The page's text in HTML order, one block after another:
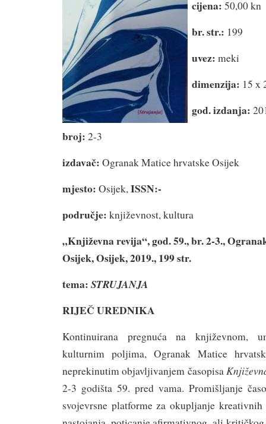
cijena: 50,00 kn
br. str.: 199
uvez: meki
dimenzija: 15 x
god. izdanja:
broj: 2-3
izdavač: Ogranak Matice hrvatske Osijek
mjesto: Osijek,ISSN:-
područje: književnost, kultura
„Književna revija“, god. 59., br. 2-3.,
Osijek, Osijek, 2019., 199 str.
tema: STRUJANJA
RIJEČ UREDNIKA
Kontinuirana pregnuća na književnom,
kulturnim poljima, Ogranak Matice
neprekinutim objavljivanjem časopisa
2-3 godišta 59. pred vama. Promišljanje
svojevrsne platforme za okupljanje